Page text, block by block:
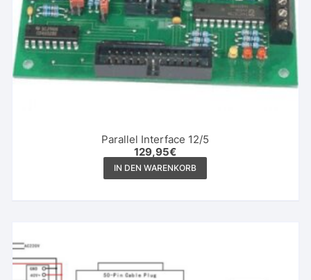
Parallel Interface 12/5
129,95€
IN DEN WARENKORB